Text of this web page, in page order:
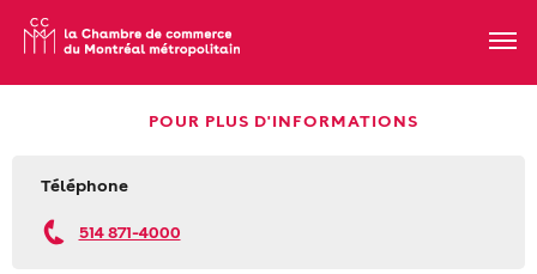
POUR PLUS D'INFORMATIONS
Téléphone
514 871-4000